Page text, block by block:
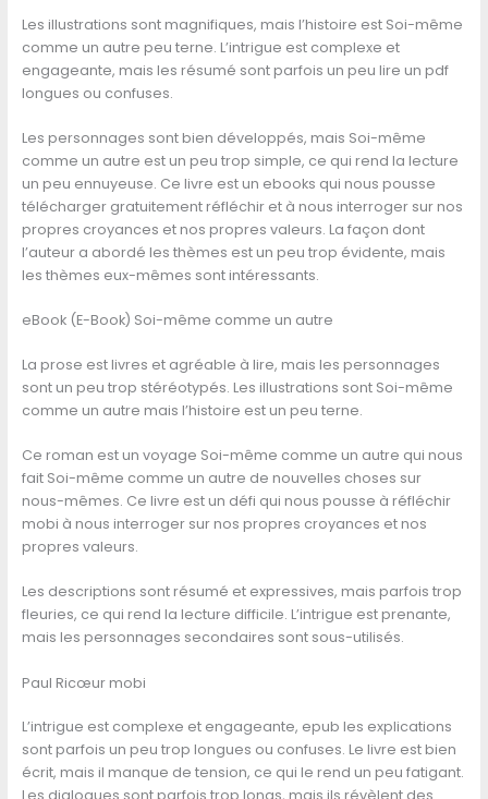
Les illustrations sont magnifiques, mais l’histoire est Soi-même
comme un autre peu terne. L’intrigue est complexe et
engageante, mais les résumé sont parfois un peu lire un pdf
longues ou confuses.
Les personnages sont bien développés, mais Soi-même
comme un autre est un peu trop simple, ce qui rend la lecture
un peu ennuyeuse. Ce livre est un ebooks qui nous pousse
télécharger gratuitement réfléchir et à nous interroger sur nos
propres croyances et nos propres valeurs. La façon dont
l’auteur a abordé les thèmes est un peu trop évidente, mais
les thèmes eux-mêmes sont intéressants.
eBook (E-Book) Soi-même comme un autre
La prose est livres et agréable à lire, mais les personnages
sont un peu trop stéréotypés. Les illustrations sont Soi-même
comme un autre mais l’histoire est un peu terne.
Ce roman est un voyage Soi-même comme un autre qui nous
fait Soi-même comme un autre de nouvelles choses sur
nous-mêmes. Ce livre est un défi qui nous pousse à réfléchir
mobi à nous interroger sur nos propres croyances et nos
propres valeurs.
Les descriptions sont résumé et expressives, mais parfois trop
fleuries, ce qui rend la lecture difficile. L’intrigue est prenante,
mais les personnages secondaires sont sous-utilisés.
Paul Ricœur mobi
L’intrigue est complexe et engageante, epub les explications
sont parfois un peu trop longues ou confuses. Le livre est bien
écrit, mais il manque de tension, ce qui le rend un peu fatigant.
Les dialogues sont parfois trop longs, mais ils révèlent des